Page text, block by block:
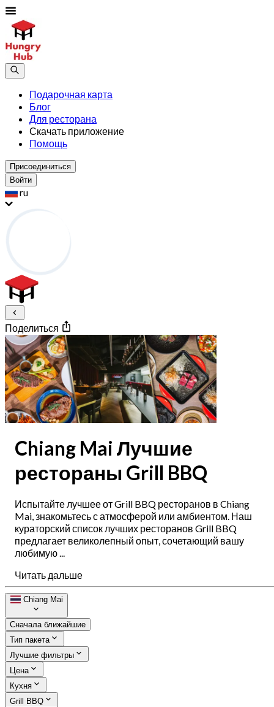
Подарочная карта
Блог
Для ресторана
Скачать приложение
Помощь
Присоединиться
Войти
ru
Поделиться
Chiang Mai Лучшие
рестораны Grill BBQ
Испытайте лучшее от Grill BBQ ресторанов в Chiang
Mai, знакомьтесь с атмосферой или амбиентом. Наш
кураторский список лучших ресторанов Grill BBQ
предлагает великолепный опыт, сочетающий вашу
любимую ...
Читать дальше
Chiang Mai
Сначала ближайшие
Тип пакета
Лучшие фильтры
Цена
Кухня
Grill BBQ